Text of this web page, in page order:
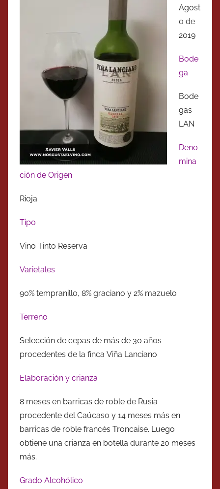
Agost
o de
2019
Bode
ga
Bode
gas
LAN
Deno
mina
ción de Origen
Rioja
Tipo
Vino Tinto Reserva
Varietales
90% tempranillo, 8% graciano y 2% mazuelo
Terreno
Selección de cepas de más de 30 años
procedentes de la finca Viña Lanciano
Elaboración y crianza
8 meses en barricas de roble de Rusia
procedente del Caúcaso y 14 meses más en
barricas de roble francés Troncaise. Luego
obtiene una crianza en botella durante 20 meses
más.
Grado Alcohólico